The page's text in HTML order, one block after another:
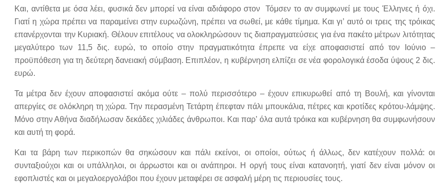
Και, αντίθετα με όσα λέει, φυσικά δεν μπορεί να είναι αδιάφορο στον Τόμσεν το αν συμφωνεί με τους Έλληνες ή όχι.
Γιατί η χώρα πρέπει να παραμείνει στην ευρωζώνη, πρέπει να σωθεί, με κάθε τίμημα. Και γι’ αυτό οι τρεις της τρόικας
επανέρχονται την Κυριακή. Θέλουν επιτέλους να ολοκληρώσουν τις διαπραγματεύσεις για ένα πακέτο μέτρων λιτότητας
μεγαλύτερο των 11,5 δις. ευρώ, το οποίο στην πραγματικότητα έπρεπε να είχε αποφασιστεί από τον Ιούνιο –
προϋπόθεση για τη δεύτερη δανειακή σύμβαση. Επιπλέον, η κυβέρνηση ελπίζει σε νέα φορολογικά έσοδα ύψους 2 δις.
ευρώ.
Τα μέτρα δεν έχουν αποφασιστεί ακόμα ούτε – πολύ περισσότερο – έχουν επικυρωθεί από τη Βουλή, και γίνονται
απεργίες σε ολόκληρη τη χώρα. Την περασμένη Τετάρτη έπεφταν πάλι μπουκάλια, πέτρες και κροτίδες κρότου-λάμψης.
Μόνο στην Αθήνα διαδήλωσαν δεκάδες χιλιάδες άνθρωποι. Και παρ’ όλα αυτά τρόικα και κυβέρνηση θα συμφωνήσουν
και αυτή τη φορά.
Και τα βάρη των περικοπών θα σηκώσουν και πάλι εκείνοι, οι οποίοι, ούτως ή άλλως, δεν κατέχουν πολλά: οι
συνταξιούχοι και οι υπάλληλοι, οι άρρωστοι και οι ανάπηροι. Η οργή τους είναι κατανοητή, γιατί δεν είναι μόνον οι
εφοπλιστές και οι μεγαλοεργολάβοι που έχουν μεταφέρει σε ασφαλή μέρη τις περιουσίες τους.